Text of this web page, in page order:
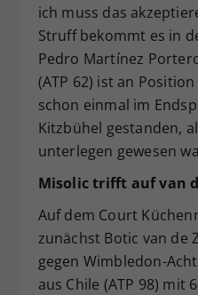
ich muss das
Struff bekommt es in
Pedro Martínez
(ATP 62) ist an
schon einmal im
Kitzbühel gestanden,
unterlegen gewesen
Misolic trifft auf van
Auf dem Court
zunächst Botic van de
gegen Wimbledon-
aus Chile (ATP 98) mit